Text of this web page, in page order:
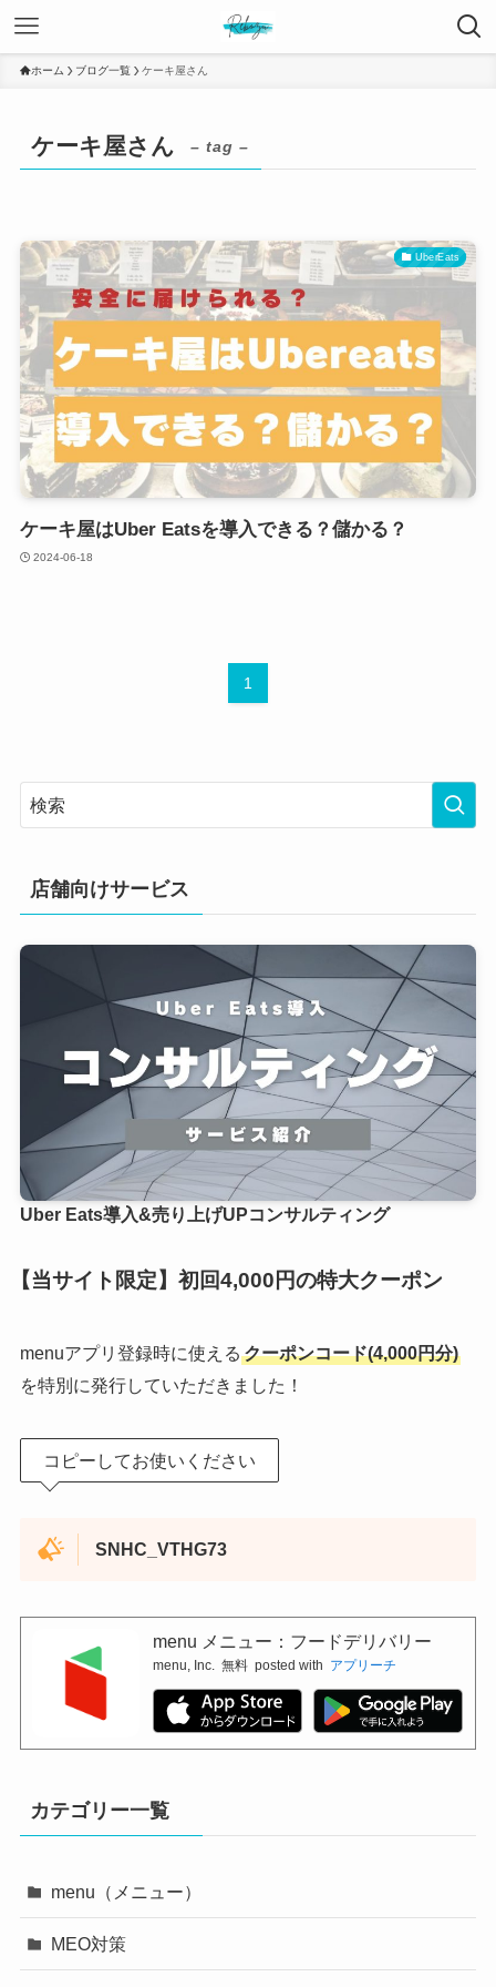
ホーム ブログ一覧 ケーキ屋さん
ケーキ屋さん – tag –
UberEats
ケーキ屋はUber Eatsを導入できる？儲かる？
2024-06-18
1
店舗向けサービス
Uber Eats導入&売り上げUPコンサルティング
【当サイト限定】初回4,000円の特大クーポン
menuアプリ登録時に使える クーポンコード(4,000円分)
を特別に発行していただきました！
コピーしてお使いください
SNHC_VTHG73
menu メニュー：フードデリバリー
menu, Inc. 無料 posted with アプリーチ
カテゴリー一覧
menu（メニュー）
MEO対策